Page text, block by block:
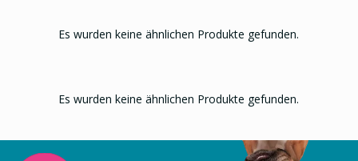
Es wurden keine ähnlichen Produkte gefunden.
Es wurden keine ähnlichen Produkte gefunden.